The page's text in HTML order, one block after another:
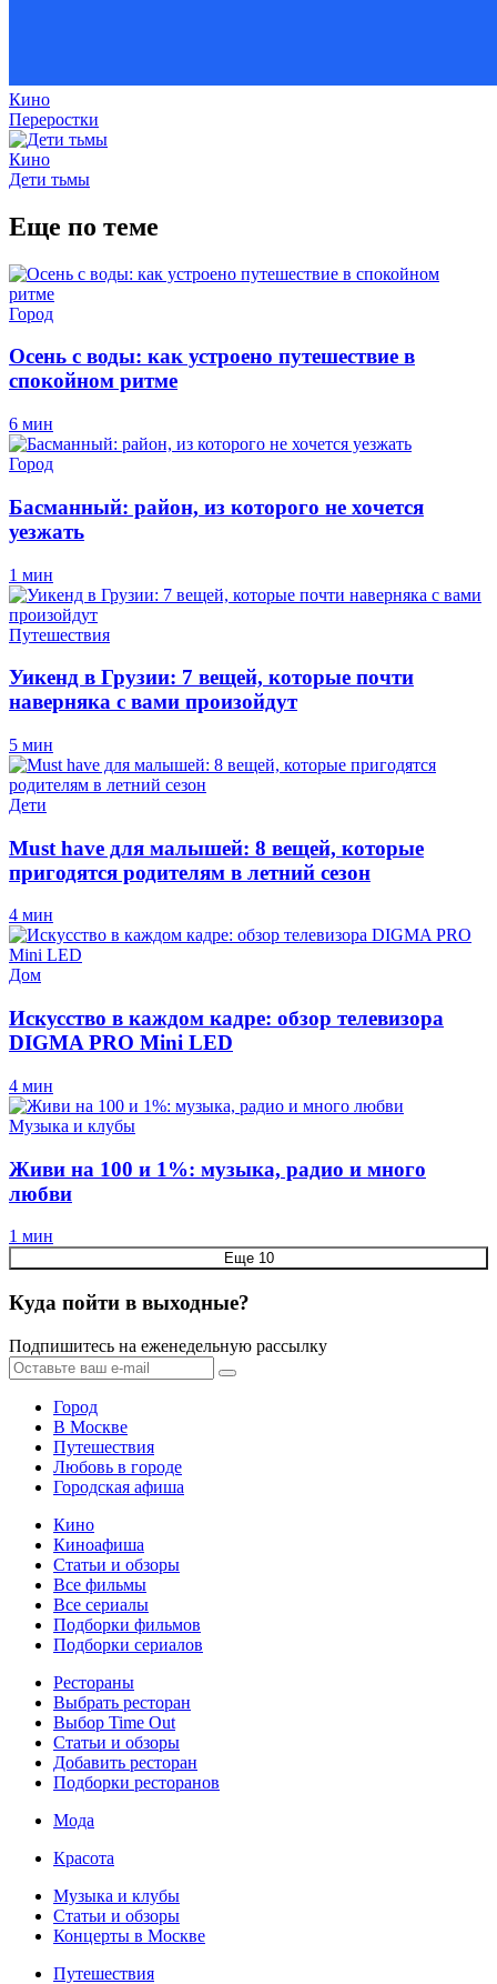
Кино
Переростки
Кино
Дети тьмы
Еще по теме
Город
Осень с воды: как устроено путешествие в
спокойном ритме
6 мин
Город
Басманный: район, из которого не хочется
уезжать
1 мин
Путешествия
Уикенд в Грузии: 7 вещей, которые почти
наверняка с вами произойдут
5 мин
Дети
Must have для малышей: 8 вещей, которые
пригодятся родителям в летний сезон
4 мин
Дом
Искусство в каждом кадре: обзор телевизора
DIGMA PRO Mini LED
4 мин
Музыка и клубы
Живи на 100 и 1%: музыка, радио и много
любви
1 мин
Еще 10
Куда пойти в выходные?
Подпишитесь на еженедельную рассылку
Город
В Москве
Путешествия
Любовь в городе
Городская афиша
Кино
Киноафиша
Статьи и обзоры
Все фильмы
Все сериалы
Подборки фильмов
Подборки сериалов
Рестораны
Выбрать ресторан
Выбор Time Out
Статьи и обзоры
Добавить ресторан
Подборки ресторанов
Мода
Красота
Музыка и клубы
Статьи и обзоры
Концерты в Москве
Путешествия